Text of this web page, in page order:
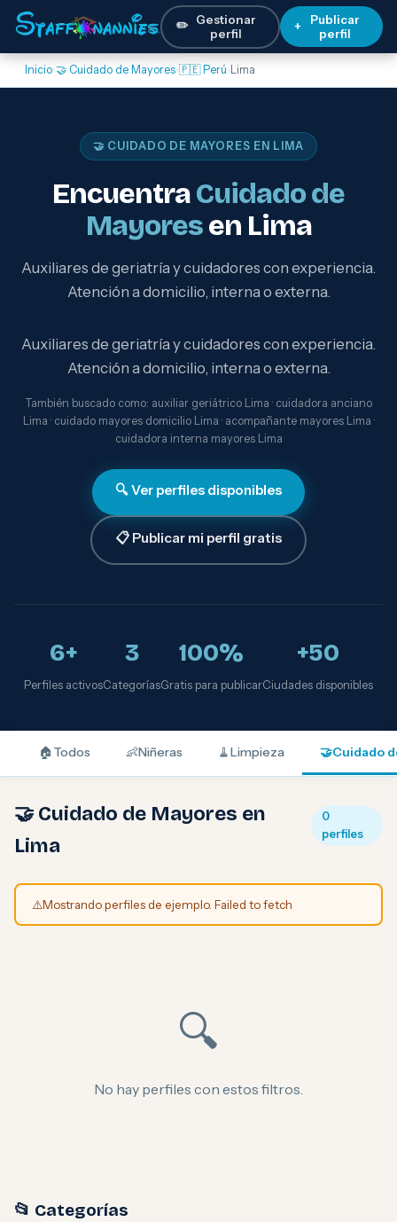
✏️ Gestionar
perfil
+
Publicar
perfil
Inicio›🤝 Cuidado de Mayores›🇵🇪 Perú› Lima
🤝 CUIDADO DE MAYORES EN LIMA
EncuentraCuidado de
Mayoresen Lima
Auxiliares de geriatría y cuidadores con experiencia.
Atención a domicilio, interna o externa.
Auxiliares de geriatría y cuidadores con experiencia.
Atención a domicilio, interna o externa.
También buscado como: auxiliar geriátrico Lima · cuidadora anciano
Lima · cuidado mayores domicilio Lima · acompañante mayores Lima ·
cuidadora interna mayores Lima
🔍 Ver perfiles disponibles
📋 Publicar mi perfil gratis
6+
Perfiles activos
3
Categorías
100%
Gratis para publicar
+50
Ciudades disponibles
🏠 Todos 👶Niñeras 🧹Limpieza 🤝Cuidado
🤝 Cuidado de Mayores en
Lima
0
perfiles
⚠️Mostrando perfiles de ejemplo. Failed to fetch
🔍
No hay perfiles con estos filtros.
📂 Categorías